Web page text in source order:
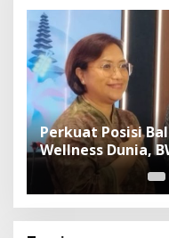
Perkuat Posisi
Wellness Dunia,
Exhibitor